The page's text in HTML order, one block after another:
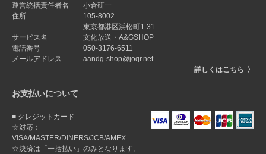
運営統括責任者名
小倉研一
住所
105-8002
東京都港区浜松町1-31
サービス名
文化放送・A&GSHOP
電話番号
050-3176-6511
メールアドレス
aandg-shop@joqr.net
詳しくはこちら
お支払いについて
クレジットカード
☆対応：
VISA/MASTER/DINERS/JCB/AMEX
☆決済は「一括払い」のみとなります。